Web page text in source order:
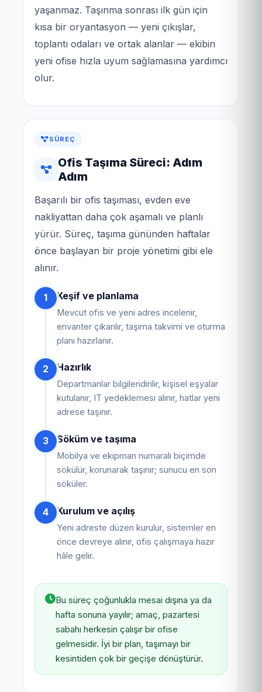
yaşanmaz. Taşınma sonrası ilk gün için
kısa bir oryantasyon — yeni çıkışlar,
toplantı odaları ve ortak alanlar — ekibin
yeni ofise hızla uyum sağlamasına yardımcı
olur.
SÜREÇ
Ofis Taşıma Süreci: Adım
Adım
Başarılı bir ofis taşıması, evden eve
nakliyattan daha çok aşamalı ve planlı
yürür. Süreç, taşıma gününden haftalar
önce başlayan bir proje yönetimi gibi ele
alınır.
1 Keşif ve planlama
Mevcut ofis ve yeni adres incelenir,
envanter çıkarılır, taşıma takvimi ve oturma
planı hazırlanır.
2 Hazırlık
Departmanlar bilgilendirilir, kişisel eşyalar
kutulanır, IT yedeklemesi alınır, hatlar yeni
adrese taşınır.
3 Söküm ve taşıma
Mobilya ve ekipman numaralı biçimde
sökülür, korunarak taşınır; sunucu en son
söküler.
4 Kurulum ve açılış
Yeni adreste düzen kurulur, sistemler en
önce devreye alınır, ofis çalışmaya hazır
hâle gelir.
Bu süreç çoğunlukla mesai dışına ya da
hafta sonuna yayılır; amaç, pazartesi
sabahı herkesin çalışır bir ofise
gelmesidir. İyi bir plan, taşımayı bir
kesintiden çok bir geçişe dönüştürür.